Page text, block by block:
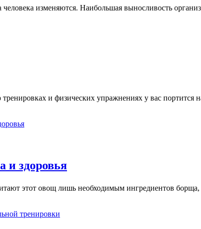
изменяются. Наибольшая выносливость
и физических упражнениях у вас портится
и здоровья
этот овощ лишь необходимым ингредиентов